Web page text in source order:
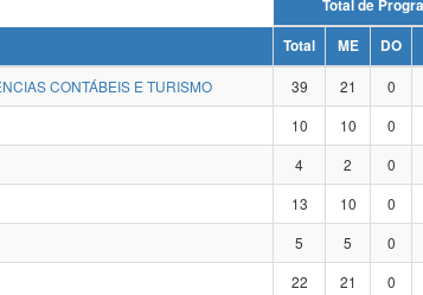
Total ME DO
CONTÁBEIS E TURISMO
39 21 0
10 10 0
4 2 0
13 10 0
5 5 0
22 21 0